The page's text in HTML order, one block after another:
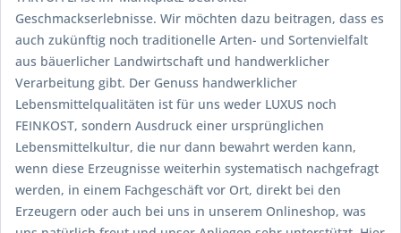
Geschmackserlebnisse. Wir möchten dazu beitragen, dass es
auch zukünftig noch traditionelle Arten- und Sortenvielfalt
aus bäuerlicher Landwirtschaft und handwerklicher
Verarbeitung gibt. Der Genuss handwerklicher
Lebensmittelqualitäten ist für uns weder LUXUS noch
FEINKOST, sondern Ausdruck einer ursprünglichen
Lebensmittelkultur, die nur dann bewahrt werden kann,
wenn diese Erzeugnisse weiterhin systematisch nachgefragt
werden, in einem Fachgeschäft vor Ort, direkt bei den
Erzeugern oder auch bei uns in unserem Onlineshop, was